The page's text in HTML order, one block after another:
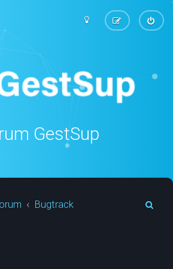
GestSup
Bugtrack